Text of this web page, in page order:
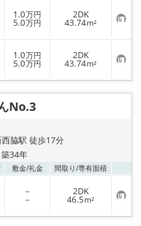
1.0万円
5.0万円
2DK
43.74m² お
気
に
入
り
登
録
1.0万円
5.0万円
2DK
43.74m² お
気
に
り
No.3
西脇駅 徒歩17分
34年
敷金/礼金 間取り/専有面積
－
－
2DK
46.5m² お
気
に